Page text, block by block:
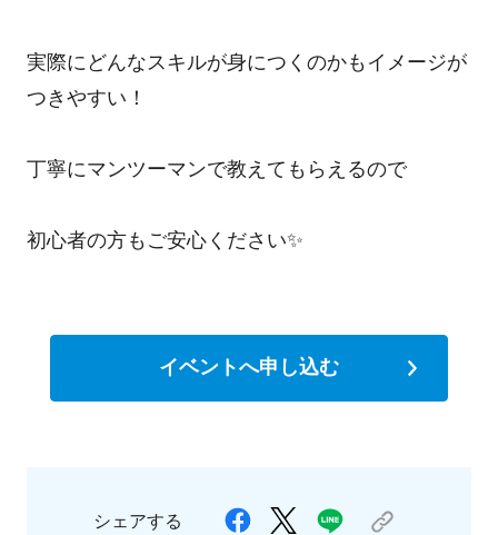
実際にどんなスキルが身につくのかもイメージが
つきやすい！
丁寧にマンツーマンで教えてもらえるので
初心者の方もご安心ください✨
イベントへ申し込む
シェアする